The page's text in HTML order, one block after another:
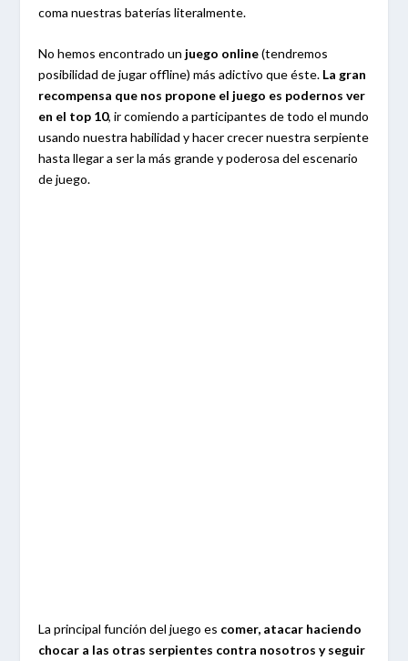
coma nuestras baterías literalmente.
No hemos encontrado un juego online(tendremos
posibilidad de jugar offline) más adictivo que éste. La gran
recompensa que nos propone el juego es podernos ver
en el top 10, ir comiendo a participantes de todo el mundo
usando nuestra habilidad y hacer crecer nuestra serpiente
hasta llegar a ser la más grande y poderosa del escenario
de juego.
La principal función del juego es comer, atacar haciendo
chocar a las otras serpientes contra nosotros y seguir